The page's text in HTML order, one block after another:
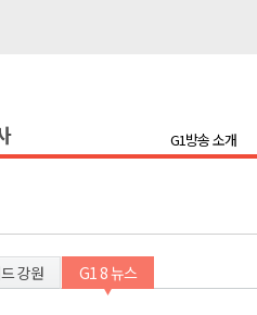
G1방송 소개
강원 G1 8 뉴스